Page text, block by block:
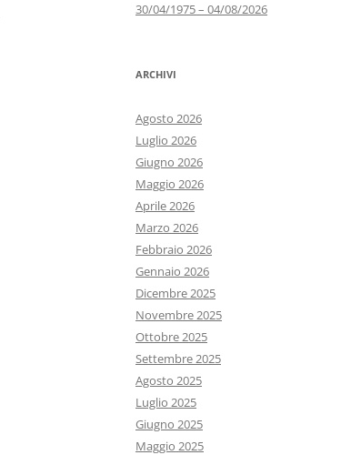
30/04/1975 – 04/08/2026
ARCHIVI
Agosto 2026
Luglio 2026
Giugno 2026
Maggio 2026
Aprile 2026
Marzo 2026
Febbraio 2026
Gennaio 2026
Dicembre 2025
Novembre 2025
Ottobre 2025
Settembre 2025
Agosto 2025
Luglio 2025
Giugno 2025
Maggio 2025